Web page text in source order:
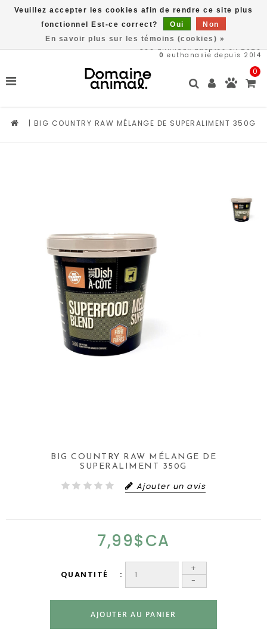
566animaux adoptés en 2026
0 euthanasie depuis 2014
0
| BIG COUNTRY RAW MÉLANGE DE SUPERALIMENT 350G
BIG COUNTRY RAW MÉLANGE DE
SUPERALIMENT 350G
Ajouter un avis
7,99$CA
QUANTITÉ
+
-
AJOUTER AU PANIER
Veuillez accepter les cookies afin de rendre ce site plus
fonctionnel Est-ce correct?
Oui
Non
En savoir plus sur les témoins (cookies) »
Livraison gratuite à partir de 89$*